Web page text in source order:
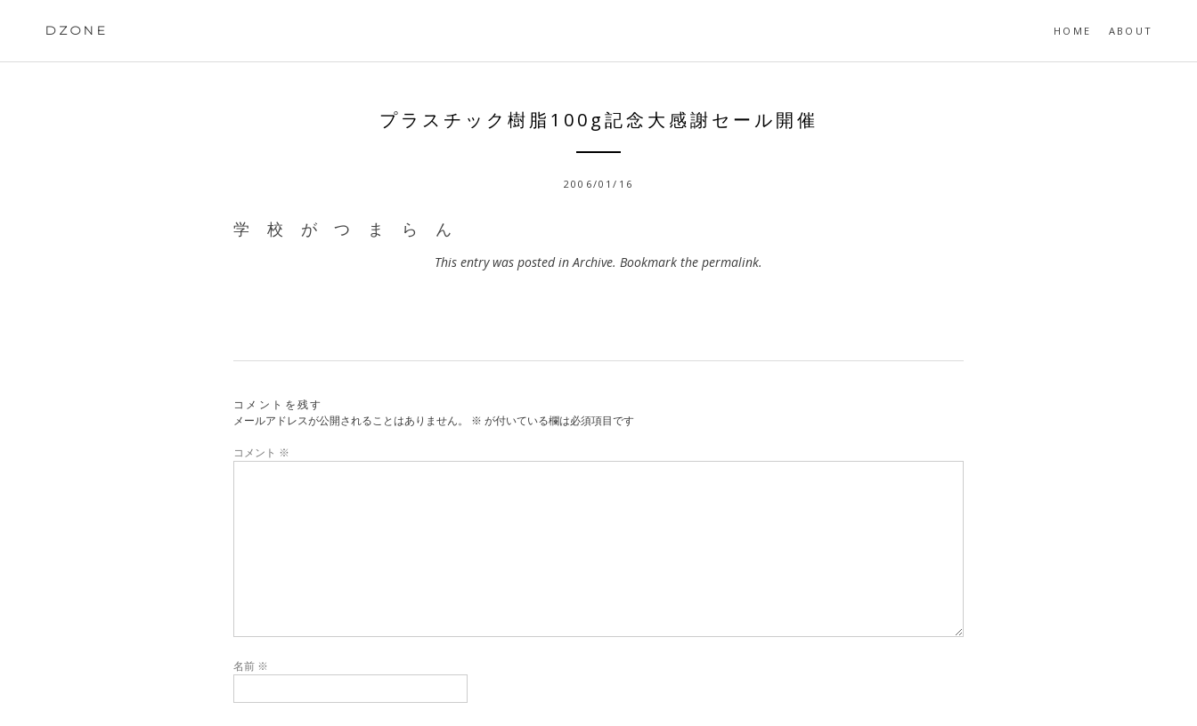
DZONE HOME ABOUT
プラスチック樹脂100g記念大感謝セール開催
2006/01/16
学 校 が つ ま ら ん
This entry was posted inArchive. Bookmark the permalink.
コメントを残す
メールアドレスが公開されることはありません。
※ が付いている欄は必須項目です
コメント ※
名前 ※